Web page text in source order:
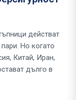
действат
Но когато
Китай, Иран,
дълго в